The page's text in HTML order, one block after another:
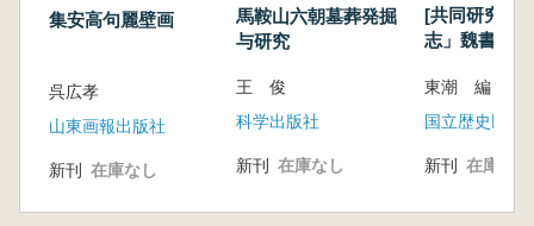
て(大木要)
極楽寺ヒビキ遺跡大型掘立柱建物の再検討(山
関東地方における儀杖形木製品の展開(樋上昇)
三角縁神獣鏡の製作技術について(藤丸詔八郎)
三角縁神獣鏡の観察(中井一夫)
御物の鏡(車崎正彦)
埴輪・木製立物と「王権」(坂靖)
集安高句麗壁画
呉広孝
山東画報出版社
新刊 在庫なし
馬鞍山六朝墓葬発掘
与研究
王 俊
科学出版社
新刊 在庫なし
[共同研究]「
志」魏書東
東潮 編
国立歴史民俗
新刊 在庫なし